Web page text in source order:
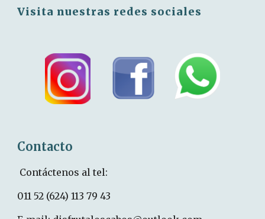
Visita nuestras redes sociales
Contacto
Contáctenos al tel:
011 52 (624) 113 79 43